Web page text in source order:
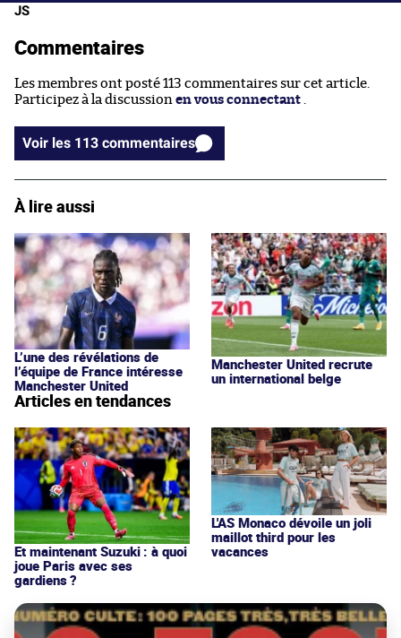
JS
Commentaires
Les membres ont posté 113 commentaires sur cet article.
Participez à la discussion en vous connectant
Voir les 113 commentaires
À lire aussi
L’une des révélations de
l’équipe de France intéresse
Manchester United
Manchester United recrute
un international belge
Articles en tendances
Et maintenant Suzuki : à quoi
joue Paris avec ses
gardiens ?
L'AS Monaco dévoile un joli
maillot third pour les
vacances